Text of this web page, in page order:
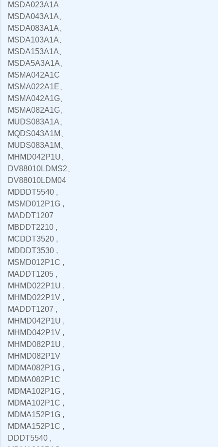
MSDA023A1A
MSDA043A1A、
MSDA083A1A、
MSDA103A1A、
MSDA153A1A、
MSDA5A3A1A、
MSMA042A1C
MSMA022A1E、
MSMA042A1G、
MSMA082A1G、
MUDS083A1A、
MQDS043A1M、
MUDS083A1M、
MHMD042P1U、
DV88010LDMS2、
DV88010LDM04
MDDDT5540 ,
MSMD012P1G ,
MADDT1207
MBDDT2210 ,
MCDDT3520 ,
MDDDT3530 ,
MSMD012P1C ,
MADDT1205 ,
MHMD022P1U ,
MHMD022P1V ,
MADDT1207 ,
MHMD042P1U ,
MHMD042P1V ,
MHMD082P1U ,
MHMD082P1V
MDMA082P1G ,
MDMA082P1C
MDMA102P1G ,
MDMA102P1C ,
MDMA152P1G ,
MDMA152P1C ,
DDDT5540 ,